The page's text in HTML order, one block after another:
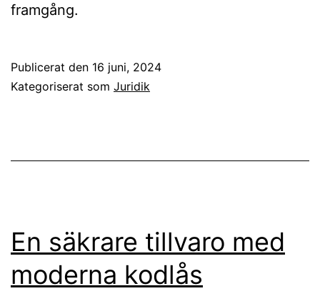
framgång.
Publicerat den 16 juni, 2024
Kategoriserat som Juridik
En säkrare tillvaro med
moderna kodlås